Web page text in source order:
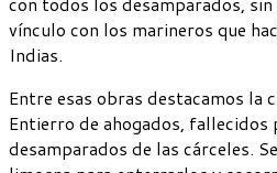
vínculo con los marineros que
Indias.
Entre esas obras destacamos la
Entierro de ahogados, fallecidos
desamparados de las cárceles.